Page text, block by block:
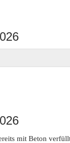
mit Beton